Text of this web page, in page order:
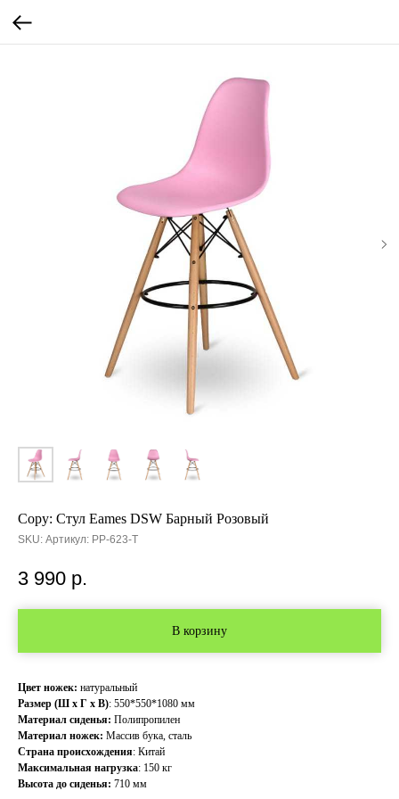
Copy: Cтул Eames DSW Барный Розовый
SKU: Артикул: PP-623-T
3 990 р.
В корзину
Цвет ножек: натуральный
Размер (Ш х Г х В): 550*550*1080 мм
Материал сиденья: Полипропилен
Материал ножек: Массив бука, сталь
Страна происхождения: Китай
Максимальная нагрузка: 150 кг
Высота до сиденья: 710 мм